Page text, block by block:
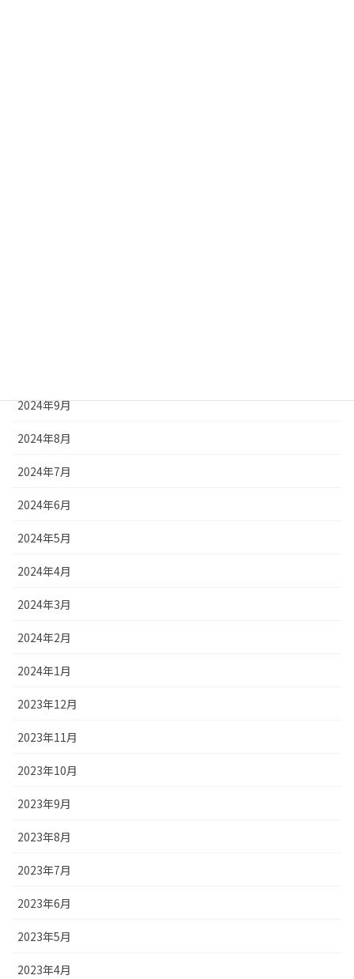
2024年9月
2024年8月
2024年7月
2024年6月
2024年5月
2024年4月
2024年3月
2024年2月
2024年1月
2023年12月
2023年11月
2023年10月
2023年9月
2023年8月
2023年7月
2023年6月
2023年5月
2023年4月